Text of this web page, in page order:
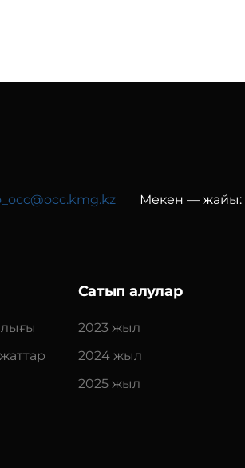
Мекен — жайы:
Сатып алулар
2023 жыл
2024 жыл
2025 жыл